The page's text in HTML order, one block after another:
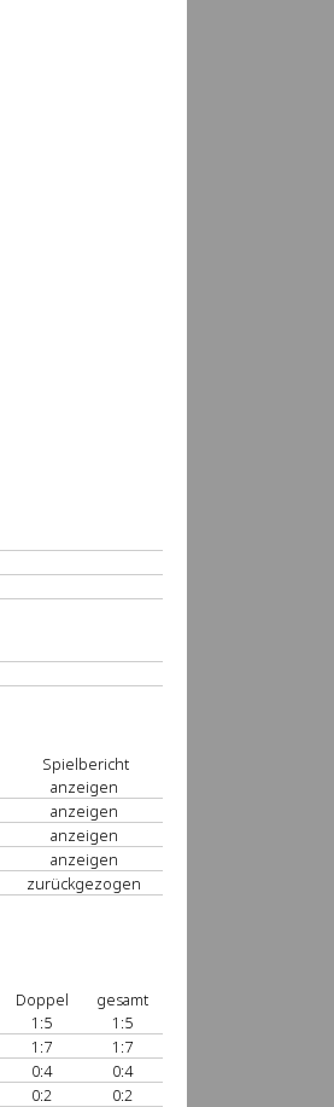
Spielbericht
anzeigen
anzeigen
anzeigen
anzeigen
zurückgezogen
Doppel
gesamt
1:5
1:5
1:7
1:7
0:4
0:4
0:2
0:2